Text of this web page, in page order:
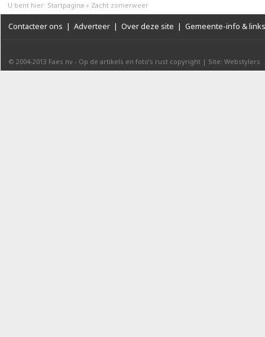
U bent hier: Startpagina » Zacht zomerweer
Contacteer ons | Adverteer | Over deze site | Gemeente-info & links
© 2004-2013 Faes nv - Op de artikels en foto’s rust copyright | Site: Webstylers